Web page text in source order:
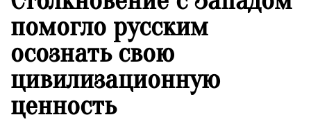
помогло русским
осознать свою
цивилизационную
ценность